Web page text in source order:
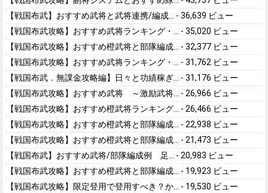
【戦国布武】おすすめ武将と武将連携/編成...
- 36,639 ビュー
【戦国布武攻略】おすすめ武将ランキング・...
- 35,020 ビュー
【戦国布武攻略】おすすめ橙武将と部隊編成...
- 32,377 ビュー
【戦国布武攻略】おすすめ武将ランキング・...
- 31,762 ビュー
【戦国布武．無課金攻略編】日々と功績稼ぎ...
- 31,176 ビュー
【戦国布武攻略】おすすめ武将 ～激励武将...
- 26,966 ビュー
【戦国布武攻略】おすすめ橙武将ランキング...
- 26,466 ビュー
【戦国布武攻略】おすすめ橙武将と部隊編成...
- 22,938 ビュー
【戦国布武攻略】おすすめ橙武将と部隊編成...
- 21,473 ビュー
【戦国布武】おすすめ武将/部隊編成例 足...
- 20,983 ビュー
【戦国布武攻略】おすすめ橙武将と部隊編成...
- 19,923 ビュー
【戦国布武攻略】限定登用で登用すべき？か...
- 19,530 ビュー